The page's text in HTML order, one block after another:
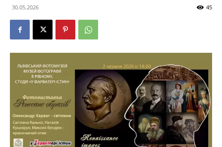
30.05.2026 45